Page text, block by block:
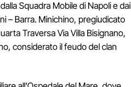
Squadra Mobile di Napoli e dai
– Barra. Minichino, pregiudicato
Traversa Via Villa Bisignano,
considerato il feudo del clan